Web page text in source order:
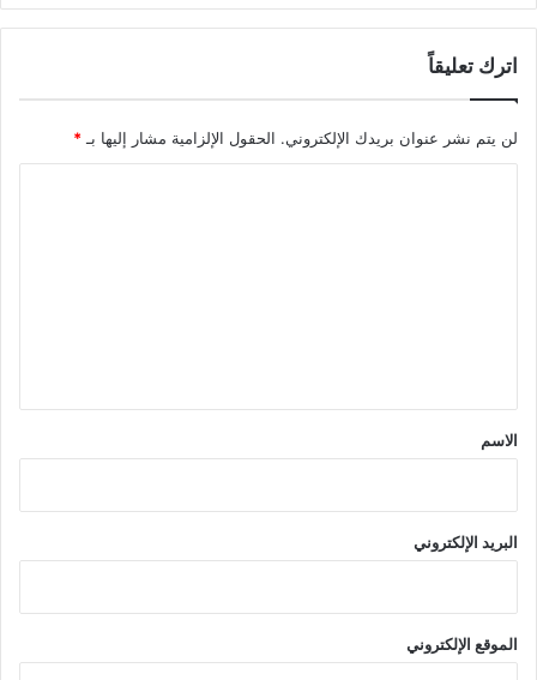
اترك تعليقاً
لن يتم نشر عنوان بريدك الإلكتروني. الحقول الإلزامية مشار إليها بـ *
*
الاسم
البريد الإلكتروني
الموقع الإلكتروني